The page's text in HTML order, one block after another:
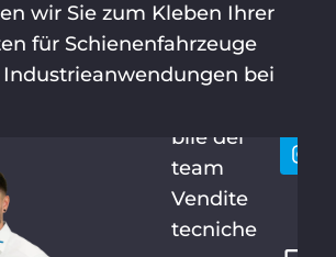
wir Sie zum Kleben Ihrer
für Schienenfahrzeuge
bei
MATHIAS
BRANDT
bile del
team
Vendite
tecniche